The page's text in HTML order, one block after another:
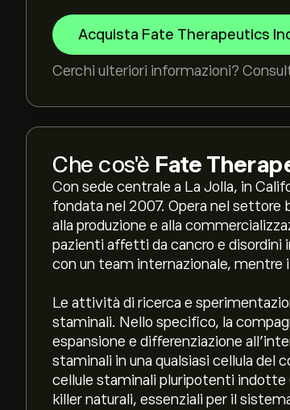
Acquista Fate Therapeutics
Cerchi ulteriori informazioni?
Che cos'è Fate
Con sede centrale a La Jolla, in
fondata nel 2007. Opera nel settore
alla produzione e alla
pazienti affetti da cancro e
con un team internazionale, mentre
Le attività di ricerca e
staminali. Nello specifico, la
espansione e differenziazione
staminali in una qualsiasi cellula del
cellule staminali pluripotenti indotte
killer naturali, essenziali per il